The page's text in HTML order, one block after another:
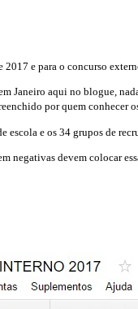
e para o concurso
Janeiro aqui no blogue,
por quem conhecer
escola e os 34 grupos de
negativas devem colocar